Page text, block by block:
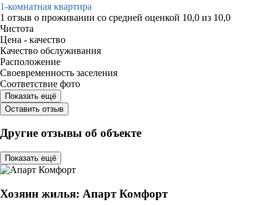
1-комнатная квартира
1 отзыв о проживании со средней оценкой 10,0 из 10,0
Чистота
Цена - качество
Качество обслуживания
Расположение
Своевременность заселения
Соответствие фото
Показать ещё
Оставить отзыв
Другие отзывы об объекте
Показать ещё
Хозяин жилья: Апарт Комфорт